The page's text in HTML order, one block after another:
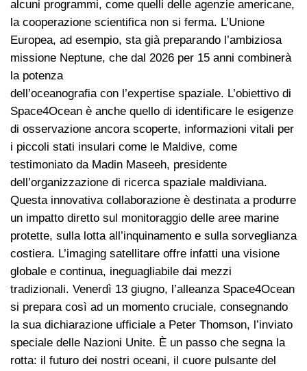
alcuni programmi, come quelli delle agenzie americane,
la cooperazione scientifica non si ferma. L’Unione
Europea, ad esempio, sta già preparando l’ambiziosa
missione Neptune, che dal 2026 per 15 anni combinerà
la potenza
dell’oceanografia con l’expertise spaziale. L’obiettivo di
Space4Ocean è anche quello di identificare le esigenze
di osservazione ancora scoperte, informazioni vitali per
i piccoli stati insulari come le Maldive, come
testimoniato da Madin Maseeh, presidente
dell’organizzazione di ricerca spaziale maldiviana.
Questa innovativa collaborazione è destinata a produrre
un impatto diretto sul monitoraggio delle aree marine
protette, sulla lotta all’inquinamento e sulla sorveglianza
costiera. L’imaging satellitare offre infatti una visione
globale e continua, ineguagliabile dai mezzi
tradizionali. Venerdì 13 giugno, l’alleanza Space4Ocean
si prepara così ad un momento cruciale, consegnando
la sua dichiarazione ufficiale a Peter Thomson, l’inviato
speciale delle Nazioni Unite. È un passo che segna la
rotta: il futuro dei nostri oceani, il cuore pulsante del